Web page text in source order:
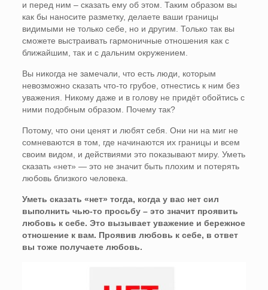
и перед ним – сказать ему об этом. Таким образом вы
как бы наносите разметку, делаете ваши границы
видимыми не только себе, но и другим. Только так вы
сможете выстраивать гармоничные отношения как с
ближайшим, так и с дальним окружением.
Вы никогда не замечали, что есть люди, которым
невозможно сказать что-то грубое, отнестись к ним без
уважения. Никому даже и в голову не придёт обойтись с
ними подобным образом. Почему так?
Потому, что они ценят и любят себя. Они ни на миг не
сомневаются в том, где начинаются их границы и всем
своим видом, и действиями это показывают миру. Уметь
сказать «нет» — это не значит быть плохим и потерять
любовь близкого человека.
Уметь сказать «нет» тогда, когда у вас нет сил
выполнить чью-то просьбу – это значит проявить
любовь к себе. Это вызывает уважение и бережное
отношение к вам. Проявив любовь к себе, в ответ
вы тоже получаете любовь.